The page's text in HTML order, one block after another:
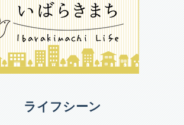
ライフシーン